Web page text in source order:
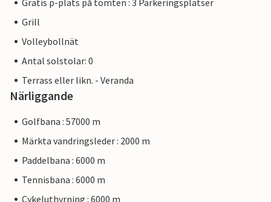
Gratis p-plats på tomten : 3 Parkeringsplatser
Grill
Volleybollnät
Antal solstolar: 0
Terrass eller likn. - Veranda
Närliggande
Golfbana : 57000 m
Märkta vandringsleder : 2000 m
Paddelbana : 6000 m
Tennisbana : 6000 m
Cykeluthyrning : 6000 m